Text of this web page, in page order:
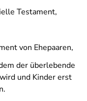
Testament,
von Ehepaaren,
der überlebende
und Kinder erst